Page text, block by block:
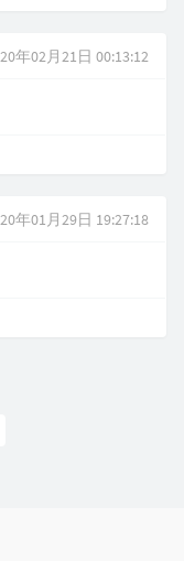
年02月21日 00:13:12
年01月29日 19:27:18